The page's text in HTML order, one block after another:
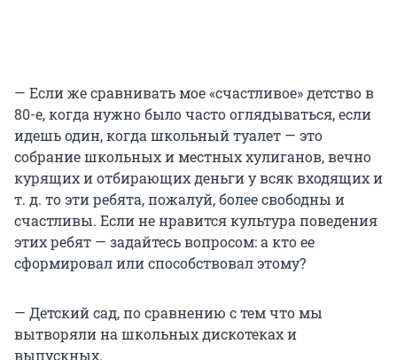
— Если же сравнивать мое «счастливое» детство в
80-е, когда нужно было часто оглядываться, если
идешь один, когда школьный туалет — это
собрание школьных и местных хулиганов, вечно
курящих и отбирающих деньги у всяк входящих и
т. д. то эти ребята, пожалуй, более свободны и
счастливы. Если не нравится культура поведения
этих ребят — задайтесь вопросом: а кто ее
сформировал или способствовал этому?
— Детский сад, по сравнению с тем что мы
вытворяли на школьных дискотеках и
выпускных.